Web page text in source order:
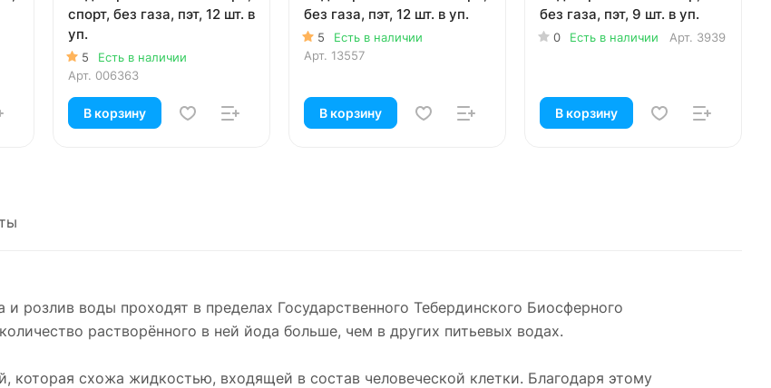
спорт, без газа, пэт, 12 шт. в
уп.
5
Есть в наличии
Арт. 006363
В корзину
без газа, пэт, 12 шт. в уп.
5
Есть в наличии
Арт. 13557
В корзину
без газа, пэт, 9 шт. в уп.
0 Есть в наличии Арт. 3939
В корзину
розлив воды проходят в пределах Государственного Тебердинского Биосферного
растворённого в ней йода больше, чем в других питьевых водах.
которая схожа жидкостью, входящей в состав человеческой клетки. Благодаря этому